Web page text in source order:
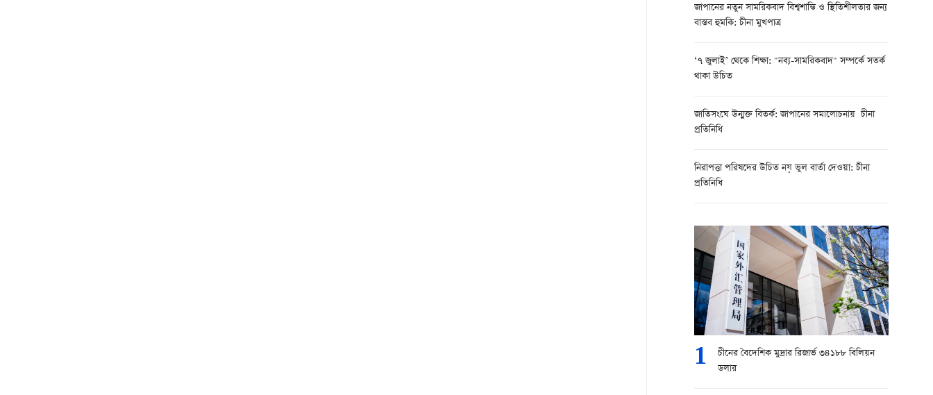
জাপানের নতুন সামরিকবাদ বিশ্বশান্তি ও স্থিতিশীলতার জন্য
বাস্তব হুমকি: চীনা মুখপাত্র
‘৭ জুলাই’ থেকে শিক্ষা: "নব্য-সামরিকবাদ" সম্পর্কে সতর্ক
থাকা উচিত
জাতিসংঘে উন্মুক্ত বিতর্ক: জাপানের সমালোচনায় চীনা
প্রতিনিধি
নিরাপত্তা পরিষদের উচিত নয় ভুল বার্তা দেওয়া: চীনা
প্রতিনিধি
1
চীনের বৈদেশিক মুদ্রার রিজার্ভ ৩৪১৮৮ বিলিয়ন
ডলার